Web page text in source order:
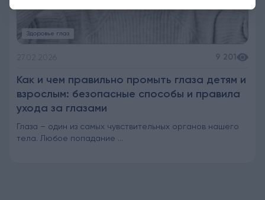
Здоровье глаз
9 201
Как и чем правильно промыть глаза детям и
взрослым: безопасные способы и правила
ухода за глазами
Глаза – один из самых чувствительных органов нашего
тела. Любое попадание ...